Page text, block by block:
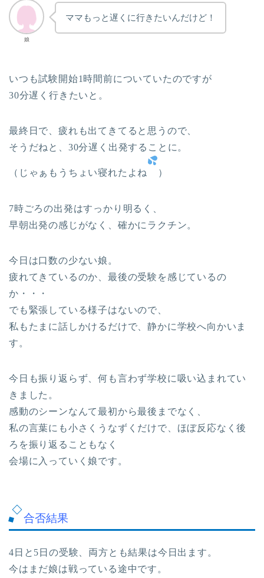
娘
ママもっと遅くに行きたいんだけど！
いつも試験開始1時間前についていたのですが
30分遅く行きたいと。
最終日で、疲れも出てきてると思うので、
そうだねと、30分遅く出発することに。
（じゃぁもうちょい寝れたよね ）
7時ごろの出発はすっかり明るく、
早朝出発の感じがなく、確かにラクチン。
今日は口数の少ない娘。
疲れてきているのか、最後の受験を感じているの
か・・・
でも緊張している様子はないので、
私もたまに話しかけるだけで、静かに学校へ向かいま
す。
今日も振り返らず、何も言わず学校に吸い込まれてい
きました。
感動のシーンなんて最初から最後までなく、
私の言葉にも小さくうなずくだけで、ほぼ反応なく後
ろを振り返ることもなく
会場に入っていく娘です。
合否結果
4日と5日の受験、両方とも結果は今日出ます。
今はまだ娘は戦っている途中です。